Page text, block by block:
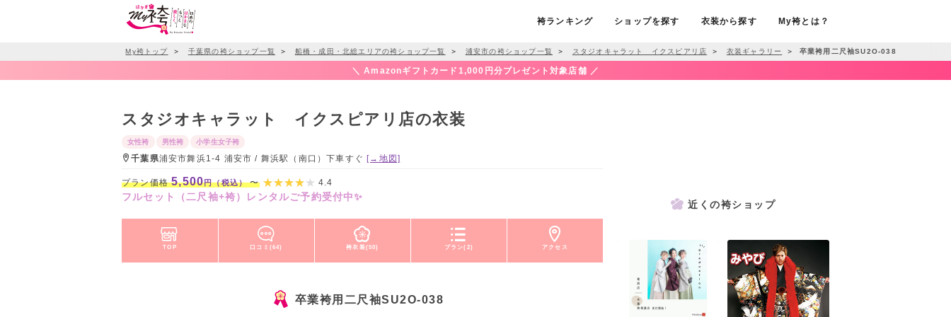
袴ランキング ショップを探す 衣装から探す My袴とは？
My袴トップ ＞ 千葉県の袴ショップ一覧 ＞ 船橋・成田・北総エリアの袴ショップ一覧 ＞ 浦安市の袴ショップ一覧 ＞ スタジオキャラット イクスピアリ店 ＞ 衣装ギャラリー ＞ 卒業袴用二尺袖SU2O-038
＼ Amazonギフトカード1,000円分プレゼント対象店舗 ／
スタジオキャラット イクスピアリ店の衣装
女性袴 男性袴 小学生女子袴
千葉県浦安市舞浜1-4 浦安市 / 舞浜駅（南口）下車すぐ [→地図]
プラン価格5,500円（税込）〜 4.4
フルセット（二尺袖+袴）レンタルご予約受付中✨
TOP 口コミ(64) 袴衣装(50) プラン(2) アクセス
卒業袴用二尺袖SU2O-038
近くの袴ショップ